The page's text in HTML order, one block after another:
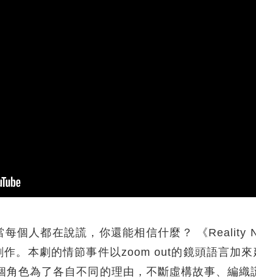
每個人都在說謊，你還能相信什麼？ 《Reality
。本劇的情節事件以zoom out的鏡頭語言加
角色為了各自不同的理由，不斷虛構故事、編織